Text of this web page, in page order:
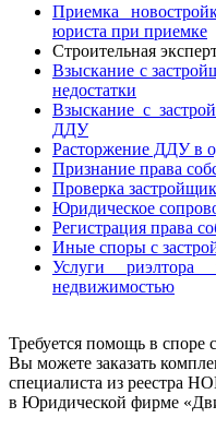
Приемка
юриста при приемке
Строительная
Взыскание с
недостатки
Взыскание с
ДДУ
Расторжение ДДУ в
Признание права
Проверка
Юридическое
Регистрация права
Иные споры с
Услуги
недвижимостью
Требуется помощь в споре
Вы можете заказать
специалиста из реестра
в Юридической фирме